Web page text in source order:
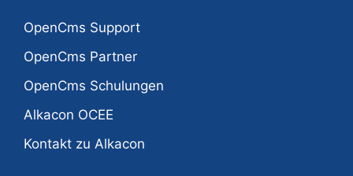
OpenCms Support
OpenCms Partner
OpenCms Schulungen
Alkacon OCEE
Kontakt zu Alkacon